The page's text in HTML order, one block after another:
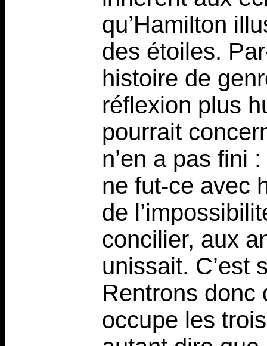
qu’Hamilton
des étoiles.
histoire de
réflexion plus
pourrait
n’en a pas fini
ne fut-ce avec
de
concilier, aux
unissait. C’est
Rentrons donc
occupe les